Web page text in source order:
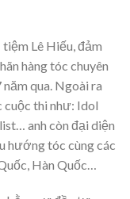
Lê Hiếu, đảm
hàng tóc chuyên
qua. Ngoài ra
cuộc thi như: Idol
anh còn đại diện
hướng tóc cùng các
Hàn Quốc…